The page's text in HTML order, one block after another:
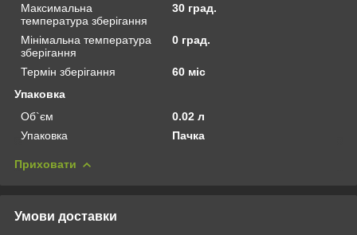
Максимальна
температура зберігання
30 град.
Мінімальна температура
зберігання
0 град.
Термін зберігання
60 міс
Упаковка
Об`єм
0.02 л
Упаковка
Пачка
Приховати
Умови доставки